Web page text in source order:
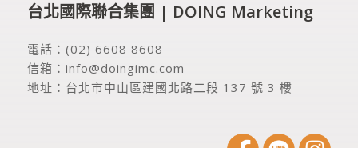
台北國際聯合集團 | DOING Marketing
電話： (02) 6608 8608
信箱： info@doingimc.com
地址： 台北市中山區建國北路二段 137 號 3 樓